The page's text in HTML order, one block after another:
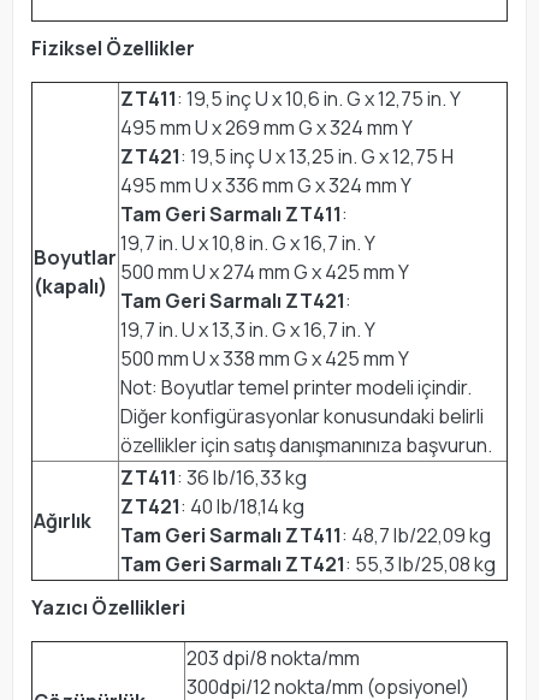
Fiziksel Özellikler
Boyutlar
(kapalı)
ZT411: 19,5 inç U x 10,6 in. G x 12,75 in. Y
495 mm U x 269 mm G x 324 mm Y
ZT421: 19,5 inç U x 13,25 in. G x 12,75 H
495 mm U x 336 mm G x 324 mm Y
Tam Geri Sarmalı ZT411:
19,7 in. U x 10,8 in. G x 16,7 in. Y
500 mm U x 274 mm G x 425 mm Y
Tam Geri Sarmalı ZT421:
19,7 in. U x 13,3 in. G x 16,7 in. Y
500 mm U x 338 mm G x 425 mm Y
Not: Boyutlar temel printer modeli içindir.
Diğer konfigürasyonlar konusundaki belirli
özellikler için satış danışmanınıza başvurun.
Ağırlık
ZT411: 36 lb/16,33 kg
ZT421: 40 lb/18,14 kg
Tam Geri Sarmalı ZT411: 48,7 lb/22,09 kg
Tam Geri Sarmalı ZT421: 55,3 lb/25,08 kg
Yazıcı Özellikleri
203 dpi/8 nokta/mm
300dpi/12 nokta/mm (opsiyonel)